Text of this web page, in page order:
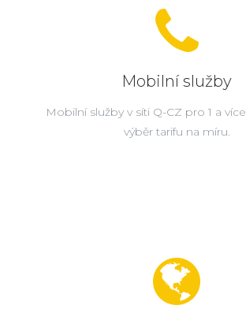
Mobilní služby
Mobilní služby v síti Q-CZ pro 1 a
výběr tarifu na míru.